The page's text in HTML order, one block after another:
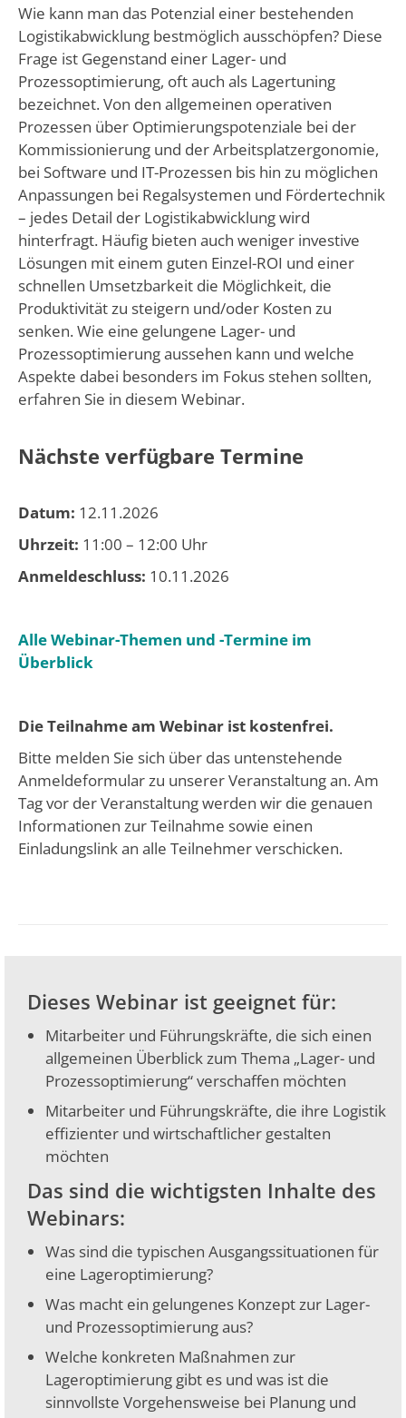
Wie kann man das Potenzial einer bestehenden
Logistikabwicklung bestmöglich ausschöpfen? Diese
Frage ist Gegenstand einer Lager- und
Prozessoptimierung, oft auch als Lagertuning
bezeichnet. Von den allgemeinen operativen
Prozessen über Optimierungspotenziale bei der
Kommissionierung und der Arbeitsplatzergonomie,
bei Software und IT-Prozessen bis hin zu möglichen
Anpassungen bei Regalsystemen und Fördertechnik
– jedes Detail der Logistikabwicklung wird
hinterfragt. Häufig bieten auch weniger investive
Lösungen mit einem guten Einzel-ROI und einer
schnellen Umsetzbarkeit die Möglichkeit, die
Produktivität zu steigern und/oder Kosten zu
senken. Wie eine gelungene Lager- und
Prozessoptimierung aussehen kann und welche
Aspekte dabei besonders im Fokus stehen sollten,
erfahren Sie in diesem Webinar.
Nächste verfügbare Termine
Datum: 12.11.2026
Uhrzeit: 11:00 – 12:00 Uhr
Anmeldeschluss: 10.11.2026
Alle Webinar-Themen und -Termine im
Überblick
Die Teilnahme am Webinar ist kostenfrei.
Bitte melden Sie sich über das untenstehende
Anmeldeformular zu unserer Veranstaltung an. Am
Tag vor der Veranstaltung werden wir die genauen
Informationen zur Teilnahme sowie einen
Einladungslink an alle Teilnehmer verschicken.
Dieses Webinar ist geeignet für:
Mitarbeiter und Führungskräfte, die sich einen
allgemeinen Überblick zum Thema „Lager- und
Prozessoptimierung“ verschaffen möchten
Mitarbeiter und Führungskräfte, die ihre Logistik
effizienter und wirtschaftlicher gestalten
möchten
Das sind die wichtigsten Inhalte des
Webinars:
Was sind die typischen Ausgangssituationen für
eine Lageroptimierung?
Was macht ein gelungenes Konzept zur Lager-
und Prozessoptimierung aus?
Welche konkreten Maßnahmen zur
Lageroptimierung gibt es und was ist die
sinnvollste Vorgehensweise bei Planung und